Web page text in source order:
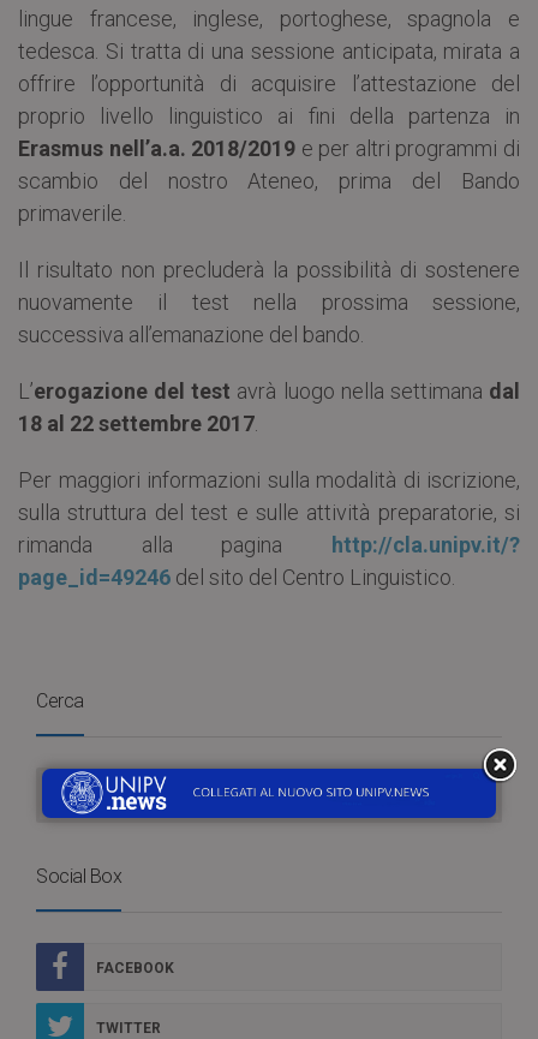
lingue francese, inglese, portoghese, spagnola e
tedesca. Si tratta di una sessione anticipata, mirata a
offrire l’opportunità di acquisire l’attestazione del
proprio livello linguistico ai fini della partenza in
Erasmus nell’a.a. 2018/2019 e per altri programmi di
scambio del nostro Ateneo, prima del Bando
primaverile.
Il risultato non precluderà la possibilità di sostenere
nuovamente il test nella prossima sessione,
successiva all’emanazione del bando.
L’erogazione del test avrà luogo nella settimana dal
18 al 22 settembre 2017
Per maggiori informazioni sulla modalità di iscrizione,
sulla struttura del test e sulle attività preparatorie, si
rimanda alla pagina http://cla.unipv.it/?
page_id=49246 del sito del Centro Linguistico.
Cerca
Social Box
FACEBOOK
TWITTER